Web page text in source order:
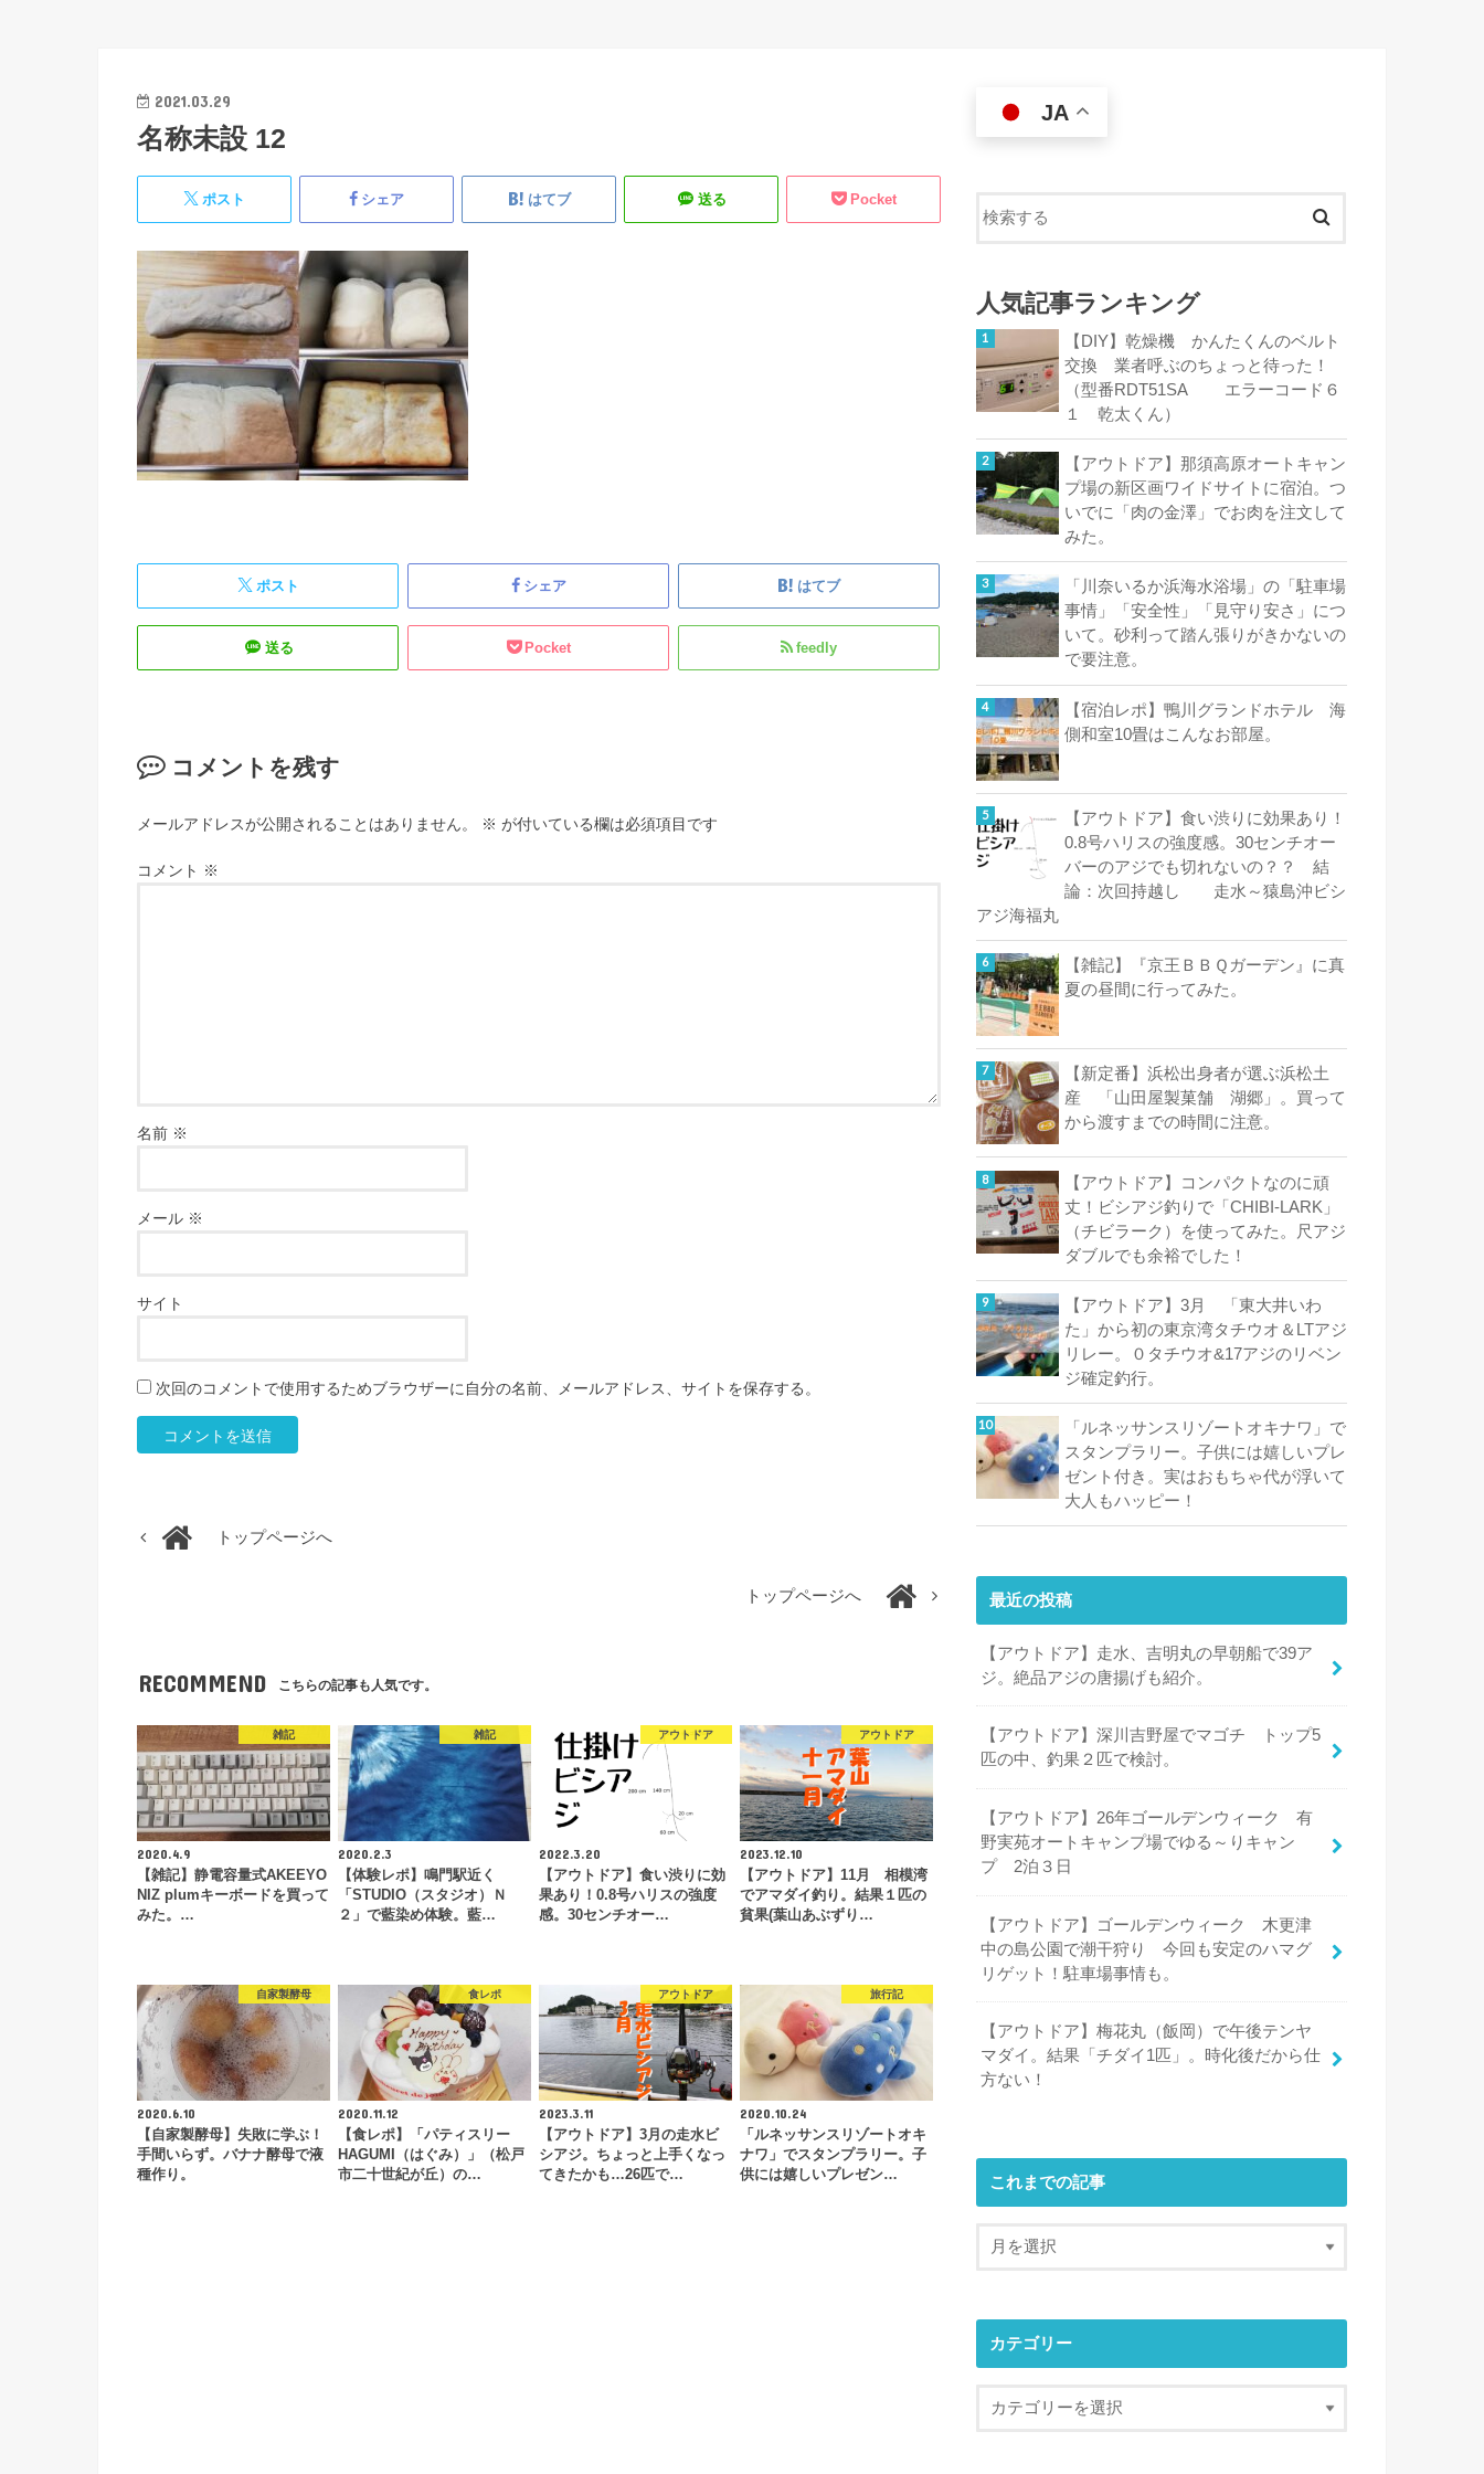
2021.03.29
名称未設 12
ポスト シェア はてブ 送る Pocket
ポスト シェア はてブ
送る Pocket feedly
コメントを残す
メールアドレスが公開されることはありません。 ※ が付いている欄は必須項目です
コメント ※
名前 ※
メール ※
サイト
次回のコメントで使用するためブラウザーに自分の名前、メールアドレス、サイトを保存する。
トップページへ
トップページへ
RECOMMEND こちらの記事も人気です。
雑記
2020.4.9
【雑記】静電容量式AKEEYO
NIZ plumキーボードを買って
みた。…
雑記
2020.2.3
【体験レポ】鳴門駅近く
「STUDIO（スタジオ）Ｎ
２」で藍染め体験。藍…
アウトドア
2022.3.20
【アウトドア】食い渋りに効
果あり！0.8号ハリスの強度
感。30センチオー…
アウトドア
2023.12.10
【アウトドア】11月 相模湾
でアマダイ釣り。結果１匹の
貧果(葉山あぶずり…
自家製酵母
2020.6.10
【自家製酵母】失敗に学ぶ！
手間いらず。バナナ酵母で液
種作り。
食レポ
2020.11.12
【食レポ】「パティスリー
HAGUMI（はぐみ）」（松戸
市二十世紀が丘）の…
アウトドア
2023.3.11
【アウトドア】3月の走水ビ
シアジ。ちょっと上手くなっ
てきたかも…26匹で…
旅行記
2020.10.24
「ルネッサンスリゾートオキ
ナワ」でスタンプラリー。子
供には嬉しいプレゼン…
JA
人気記事ランキング
【DIY】乾燥機 かんたくんのベルト
交換 業者呼ぶのちょっと待った！
（型番RDT51SA エラーコード６
１ 乾太くん）
【アウトドア】那須高原オートキャン
プ場の新区画ワイドサイトに宿泊。つ
いでに「肉の金澤」でお肉を注文して
みた。
「川奈いるか浜海水浴場」の「駐車場
事情」「安全性」「見守り安さ」につ
いて。砂利って踏ん張りがきかないの
で要注意。
【宿泊レポ】鴨川グランドホテル 海
側和室10畳はこんなお部屋。
【アウトドア】食い渋りに効果あり！
0.8号ハリスの強度感。30センチオー
バーのアジでも切れないの？？ 結
論：次回持越し 走水～猿島沖ビシ
アジ海福丸
【雑記】『京王ＢＢＱガーデン』に真
夏の昼間に行ってみた。
【新定番】浜松出身者が選ぶ浜松土
産 「山田屋製菓舗 湖郷」。買って
から渡すまでの時間に注意。
【アウトドア】コンパクトなのに頑
丈！ビシアジ釣りで「CHIBI-LARK」
（チビラーク）を使ってみた。尺アジ
ダブルでも余裕でした！
【アウトドア】3月 「東大井いわ
た」から初の東京湾タチウオ＆LTアジ
リレー。０タチウオ&17アジのリベン
ジ確定釣行。
「ルネッサンスリゾートオキナワ」で
スタンプラリー。子供には嬉しいプレ
ゼント付き。実はおもちゃ代が浮いて
大人もハッピー！
最近の投稿
【アウトドア】走水、吉明丸の早朝船で39ア
ジ。絶品アジの唐揚げも紹介。
【アウトドア】深川吉野屋でマゴチ トップ5
匹の中、釣果２匹で検討。
【アウトドア】26年ゴールデンウィーク 有
野実苑オートキャンプ場でゆる～りキャン
プ 2泊３日
【アウトドア】ゴールデンウィーク 木更津
中の島公園で潮干狩り 今回も安定のハマグ
リゲット！駐車場事情も。
【アウトドア】梅花丸（飯岡）で午後テンヤ
マダイ。結果「チダイ1匹」。時化後だから仕
方ない！
これまでの記事
カテゴリー